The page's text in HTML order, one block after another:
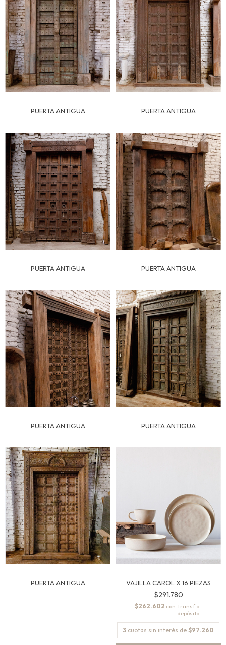
PUERTA ANTIGUA PUERTA ANTIGUA
PUERTA ANTIGUA PUERTA ANTIGUA
PUERTA ANTIGUA PUERTA ANTIGUA
PUERTA ANTIGUA VAJILLA CAROL X 16 PIEZAS
$291.780
$262.602 con
3 cuotas sin interés de $97.260